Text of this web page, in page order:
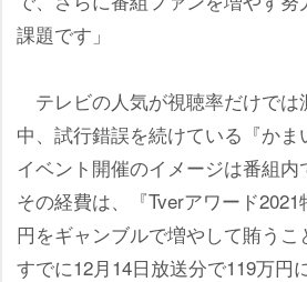
課題です」
テレビの人気が視聴率だけでは
中、試行錯誤を続けている『か
イベント開催のイメージは番組内
その経費は、『Tverアワード
円をギャンブルで増やして賄うこ
すでに12月14日放送分で119万円